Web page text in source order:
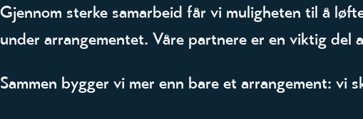
Gjennom sterke samarbeid får vi muligheten til å
under arrangementet. Våre partnere er en viktig
Sammen bygger vi mer enn bare et arrangement: